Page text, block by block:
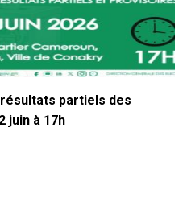
partiels des
juin à 17h